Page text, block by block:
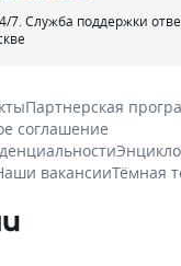
7. Служба поддержки
Партнерская
соглашение
вакансииТёмная